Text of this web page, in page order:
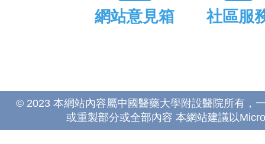
網站意見箱 社區服
© 2023 本網站內容屬中國醫藥大學附設醫院所有，
或重製部分或全部內容 本網站建議以